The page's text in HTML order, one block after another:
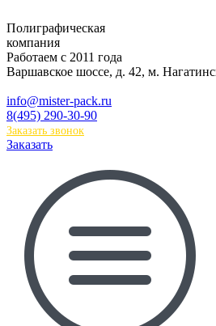
Полиграфическая
компания
Работаем с 2011 года
Варшавское шоссе, д. 42, м.
info@mister-pack.ru
8(495) 290-30-90
Заказать звонок
Заказать